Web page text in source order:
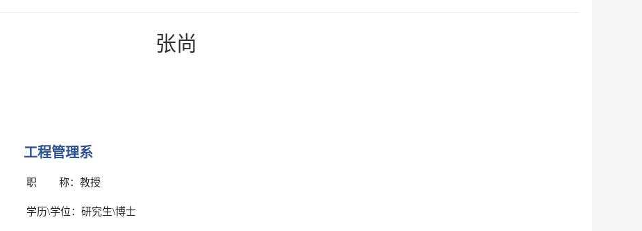
张尚
工程管理系
职 称：教授
学历\学位：研究生\博士